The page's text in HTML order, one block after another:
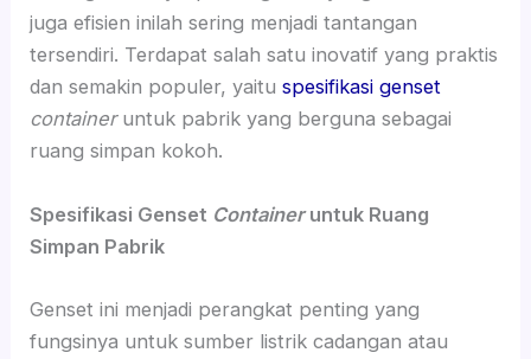
juga efisien inilah sering menjadi tantangan
tersendiri. Terdapat salah satu inovatif yang praktis
dan semakin populer, yaituspesifikasi genset
container untuk pabrik yang berguna sebagai
ruang simpan kokoh.
Spesifikasi Genset Containeruntuk Ruang
Simpan Pabrik
Genset ini menjadi perangkat penting yang
fungsinya untuk sumber listrik cadangan atau